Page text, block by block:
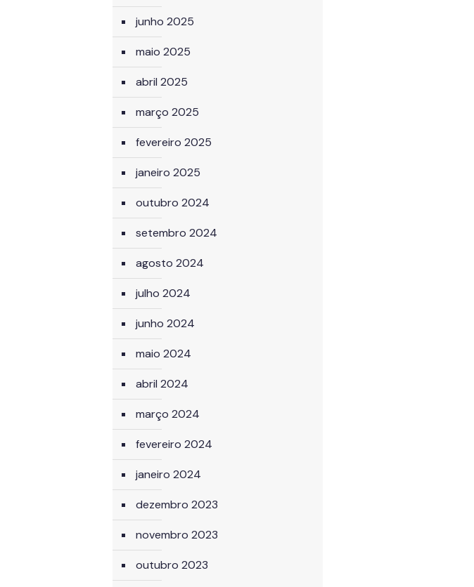
junho 2025
maio 2025
abril 2025
março 2025
fevereiro 2025
janeiro 2025
outubro 2024
setembro 2024
agosto 2024
julho 2024
junho 2024
maio 2024
abril 2024
março 2024
fevereiro 2024
janeiro 2024
dezembro 2023
novembro 2023
outubro 2023